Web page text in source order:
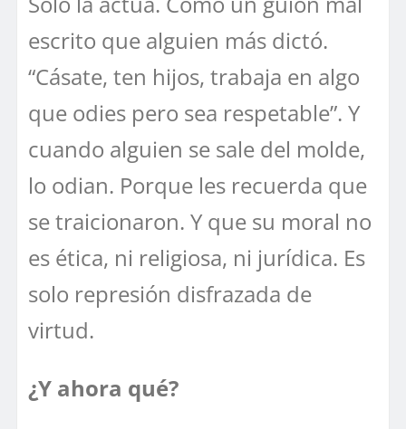
escrito que alguien más dictó.
“Cásate, ten hijos, trabaja en algo
que odies pero sea respetable”. Y
cuando alguien se sale del molde,
lo odian. Porque les recuerda que
se traicionaron. Y que su moral no
es ética, ni religiosa, ni jurídica. Es
solo represión disfrazada de
virtud.
¿Y ahora qué?